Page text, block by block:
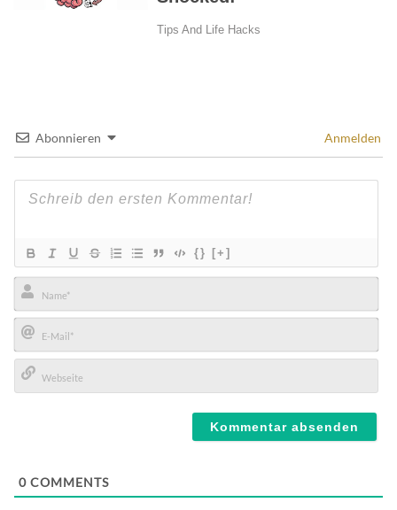
Abonnieren Anmelden
{} [+]
Name*
E-
Mail*
0 COMMENTS